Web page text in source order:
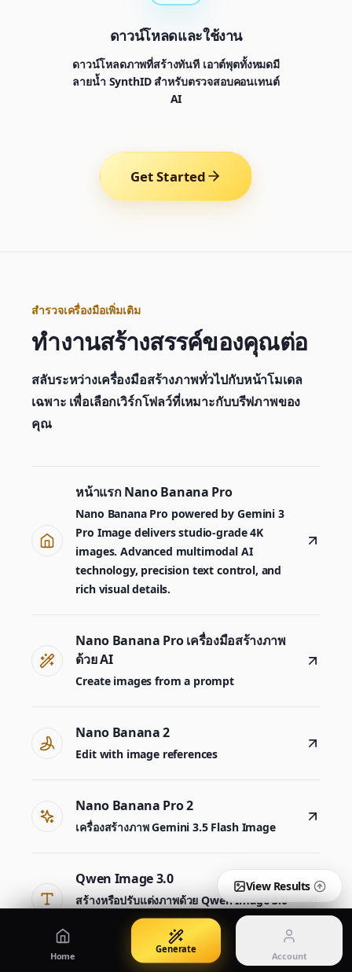
ดาวน์โหลดและใช้งาน
ดาวน์โหลดภาพที่สร้างทันที เอาต์พุตทั้งหมดมี
ลายน้ำ SynthID สำหรับตรวจสอบคอนเทนต์
AI
Get Started
สำรวจเครื่องมือเพิ่มเติม
ทำงานสร้างสรรค์ของคุณต่อ
สลับระหว่างเครื่องมือสร้างภาพทั่วไปกับหน้าโมเดล
เฉพาะ เพื่อเลือกเวิร์กโฟลว์ที่เหมาะกับบรีฟภาพของ
คุณ
หน้าแรก Nano Banana Pro
Nano Banana Pro powered by Gemini 3
Pro Image delivers studio-grade 4K
images. Advanced multimodal AI
technology, precision text control, and
rich visual details.
Nano Banana Pro เครื่องมือสร้างภาพ
ด้วย AI
Create images from a prompt
Nano Banana 2
Edit with image references
Nano Banana Pro 2
เครื่องสร้างภาพ Gemini 3.5 Flash Image
Qwen Image 3.0
สร้างหรือปรับแต่งภาพด้วย Qwen Image 3.0
Generator
Choose a tool to start creating
Edit with image references
สร้างหรือปรับแต่งภาพด้วย Qwen Image 3.0 Pro View plans and credits
Manage credits, billing, and your account
Sign in to manage your account
Home
Generate
Account
View Results